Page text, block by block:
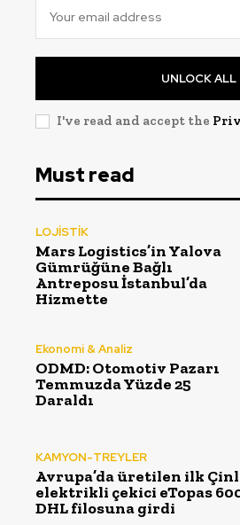
UNLOCK ALL
I've read and accept the
Must read
LOJİSTİK
Mars Logistics’in Yalova
Gümrüğüne Bağlı
Antreposu İstanbul’da
Hizmette
Ekonomi & Analiz
ODMD: Otomotiv Pazarı
Temmuzda Yüzde 25
Daraldı
KAMYON-TREYLER
Avrupa’da üretilen ilk
elektrikli çekici eTopas
DHL filosuna girdi